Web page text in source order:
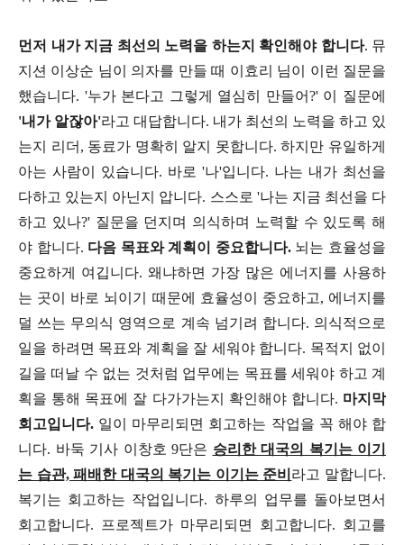
먼저 내가 지금 최선의 노력을 하는지 확인해야 합니다. 뮤
지션 이상순 님이 의자를 만들 때 이효리 님이 이런 질문을
했습니다. '누가 본다고 그렇게 열심히 만들어?' 이 질문에
'내가 알잖아'라고 대답합니다. 내가 최선의 노력을 하고 있
는지 리더, 동료가 명확히 알지 못합니다. 하지만 유일하게
아는 사람이 있습니다. 바로 '나'입니다. 나는 내가 최선을
다하고 있는지 아닌지 압니다. 스스로 '나는 지금 최선을 다
하고 있나?' 질문을 던지며 의식하며 노력할 수 있도록 해
야 합니다. 다음 목표와 계획이 중요합니다.뇌는 효율성을
중요하게 여깁니다. 왜냐하면 가장 많은 에너지를 사용하
는 곳이 바로 뇌이기 때문에 효율성이 중요하고, 에너지를
덜 쓰는 무의식 영역으로 계속 넘기려 합니다. 의식적으로
일을 하려면 목표와 계획을 잘 세워야 합니다. 목적지 없이
길을 떠날 수 없는 것처럼 업무에는 목표를 세워야 하고 계
획을 통해 목표에 잘 다가가는지 확인해야 합니다. 마지막
회고입니다. 일이 마무리되면 회고하는 작업을 꼭 해야 합
니다. 바둑 기사 이창호 9단은 승리한 대국의 복기는 이기
는 습관, 패배한 대국의 복기는 이기는 준비 라고 말합니다.
복기는 회고하는 작업입니다. 하루의 업무를 돌아보면서
회고합니다. 프로젝트가 마무리되면 회고합니다. 회고를